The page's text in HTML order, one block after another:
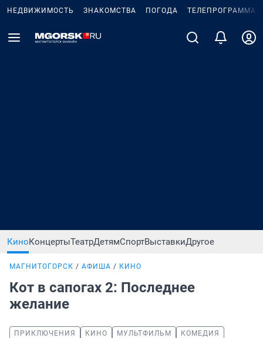
НЕДВИЖИМОСТЬ ЗНАКОМСТВА ПОГОДА ТЕЛЕПРОГРАММА
КиноКонцертыТеатрДетямСпортВыставкиДругое
МАГНИТОГОРСК АФИША КИНО
Кот в сапогах 2: Последнее
желание
ПРИКЛЮЧЕНИЯ КИНО МУЛЬТФИЛЬМ
КОМЕДИЯ